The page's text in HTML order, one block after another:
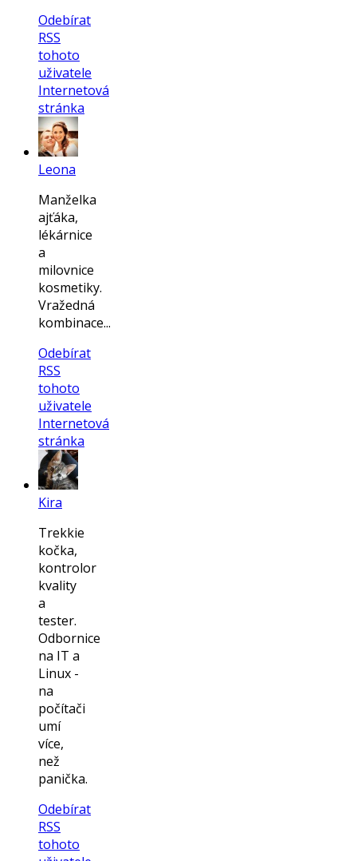
Odebírat
RSS
tohoto
uživatele
Internetová
stránka
Leona
Manželka
ajťáka,
lékárnice
a
milovnice
kosmetiky.
Vražedná
kombinace...
Odebírat
RSS
tohoto
uživatele
Internetová
stránka
Kira
Trekkie
kočka,
kontrolor
kvality
a
tester.
Odbornice
na IT a
Linux -
na
počítači
umí
více,
než
panička.
Odebírat
RSS
tohoto